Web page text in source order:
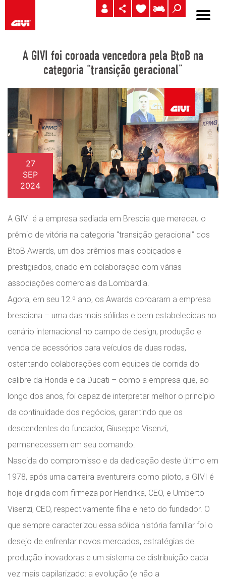
A GIVI foi coroada vencedora pela BtoB na
categoria “transição geracional”
27
SEP
2024
A GIVI é a empresa sediada em Brescia que mereceu o
prêmio de vitória na categoria “transição geracional” dos
BtoB Awards, um dos prêmios mais cobiçados e
prestigiados, criado em colaboração com várias
associações comerciais da Lombardia.
Agora, em seu 12.º ano, os Awards coroaram a empresa
bresciana – uma das mais sólidas e bem estabelecidas no
cenário internacional no campo de design, produção e
venda de acessórios para veículos de duas rodas,
ostentando colaborações com equipes de corrida do
calibre da Honda e da Ducati – como a empresa que, ao
longo dos anos, foi capaz de interpretar melhor o princípio
da continuidade dos negócios, garantindo que os
descendentes do fundador, Giuseppe Visenzi,
permanecessem em seu comando.
Nascida do compromisso e da dedicação deste último em
1978, após uma carreira aventureira como piloto, a GIVI é
hoje dirigida com firmeza por Hendrika, CEO, e Umberto
Visenzi, CEO, respectivamente filha e neto do fundador. O
que sempre caracterizou essa sólida história familiar foi o
desejo de enfrentar novos mercados, estratégias de
produção inovadoras e um sistema de distribuição cada
vez mais capilarizado: a evolução (e não a